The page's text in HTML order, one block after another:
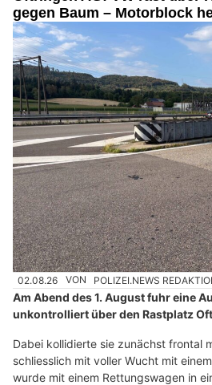
gegen Baum – Motorblock
02.08.26 VON POLIZEI.NEWS
Am Abend des 1. August fuhr eine
unkontrolliert über den Rastplatz
Dabei kollidierte sie zunächst frontal
schliesslich mit voller Wucht mit
wurde mit einem Rettungswagen in